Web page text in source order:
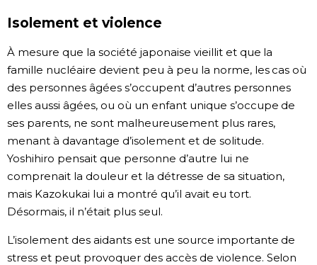
Isolement et violence
À mesure que la société japonaise vieillit et que la
famille nucléaire devient peu à peu la norme, les cas où
des personnes âgées s’occupent d’autres personnes
elles aussi âgées, ou où un enfant unique s’occupe de
ses parents, ne sont malheureusement plus rares,
menant à davantage d’isolement et de solitude.
Yoshihiro pensait que personne d’autre lui ne
comprenait la douleur et la détresse de sa situation,
mais Kazokukai lui a montré qu’il avait eu tort.
Désormais, il n’était plus seul.
L’isolement des aidants est une source importante de
stress et peut provoquer des accès de violence. Selon